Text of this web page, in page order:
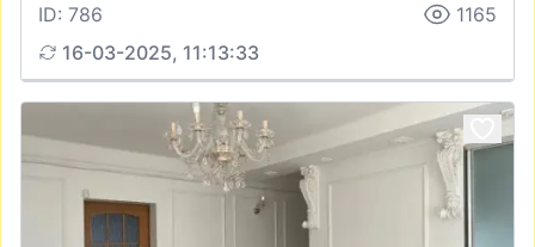
ID: 786
1165
16-03-2025, 11:13:33